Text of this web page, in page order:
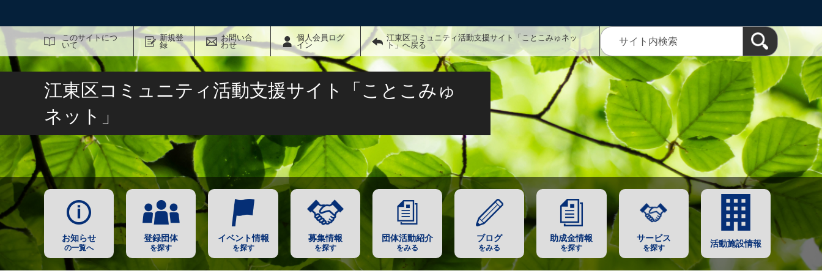
このサイトにつ
いて
新規登
録
お問い合
わせ
個人会員ログ
イン
江東区コミュニティ活動支援サイト「ことこみゅネッ
ト」へ戻る
サイト内検索
江東区コミュニティ活動支援サイト「ことこみゅ
ネット」
お知らせ
の一覧へ
登録団体
を探す
イベント情報
を探す
募集情報
を探す
団体活動紹介
をみる
ブログ
をみる
助成金情報
を探す
サービス
を探す 活動施設情報